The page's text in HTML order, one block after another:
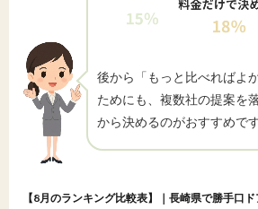
後から「もっと比べればよ
ためにも、複数社の提案を
から決めるのがおすすめです
【8月のランキング比較表】｜長崎県で勝手口